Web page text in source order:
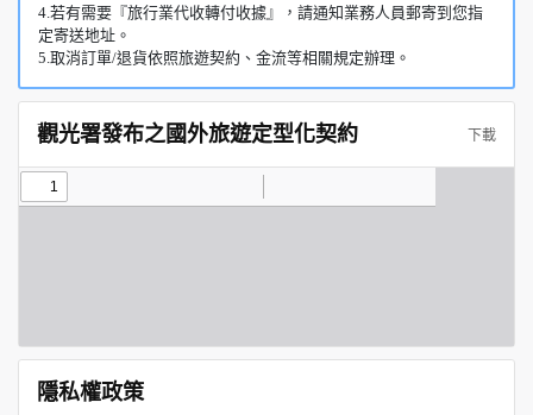
4.若有需要『旅行業代收轉付收據』，請通知業務人員郵寄到您指
定寄送地址。
5.取消訂單/退貨依照旅遊契約、金流等相關規定辦理。
觀光署發布之國外旅遊定型化契約 下載
隱私權政策